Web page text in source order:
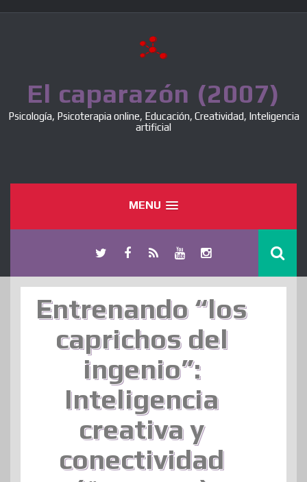
El caparazón (2007)
Psicología, Psicoterapia online, Educación, Creatividad, Inteligencia
artificial
MENU
Entrenando “los
caprichos del
ingenio”:
Inteligencia
creativa y
conectividad